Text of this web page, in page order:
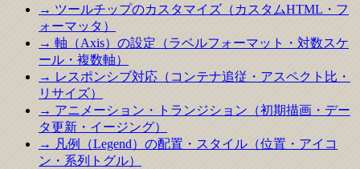
→ ツールチップのカスタマイズ（カスタムHTML・フ
ォーマッタ）
→ 軸（Axis）の設定（ラベルフォーマット・対数スケ
ール・複数軸）
→ レスポンシブ対応（コンテナ追従・アスペクト比・
リサイズ）
→ アニメーション・トランジション（初期描画・デー
タ更新・イージング）
→ 凡例（Legend）の配置・スタイル（位置・アイコ
ン・系列トグル）